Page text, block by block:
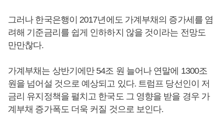
그러나 한국은행이 2017년에도 가계부채의 증가세를 염
려해 기준금리를 쉽게 인하하지 않을 것이라는 전망도
만만찮다.
가계부채는 상반기에만 54조 원 늘어나 연말에 1300조
원을 넘어설 것으로 예상되고 있다. 트럼프 당선인이 저
금리 유지정책을 펼치고 한국도 그 영향을 받을 경우 가
계부채 증가폭도 더욱 커질 것으로 보인다.